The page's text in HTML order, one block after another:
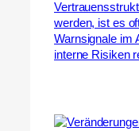
werden, ist es
Warnsignale im
interne Risiken